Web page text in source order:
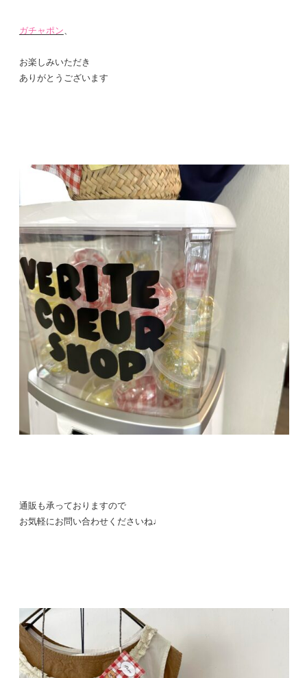
ガチャポン
お楽しみいただき
ありがとうございます
通販も承っておりますので
お気軽にお問い合わせくださいね♩